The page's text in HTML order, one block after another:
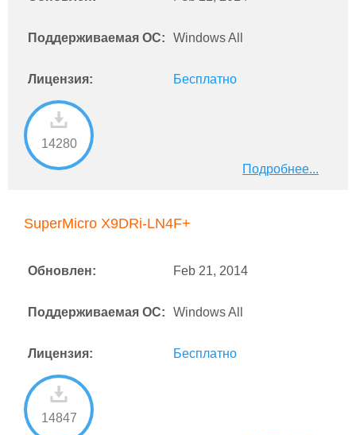
Поддерживаемая ОС: Windows All
Лицензия: Бесплатно
14280
Подробнее...
SuperMicro X9DRi-LN4F+
Обновлен: Feb 21, 2014
Поддерживаемая ОС: Windows All
Лицензия: Бесплатно
14847